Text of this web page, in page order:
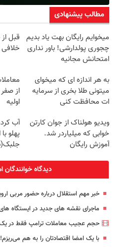
مطالب پیشنهادی
میخوایم رایگان بهت یاد بدیم
چجوری پولدارشی! باور نداری
امتحانش مجانیه
قبل
به هر اندازه ای که میخوای
میتونی طلا بخری از سرمایه
ات محافظت کنی
اولیه
ویدیو هولناک از جوان کارتن
خوابی که میلیاردر شد.
آموزش رایگان
آب
پهلو
دیدگاه خوانندگان
خبر مهم استقلال درباره حضور مربی
ماجرای نقشه های جدید در ایستگاه
حجم عجیب معاملات ترامپ فقط در
با یک امضا اقتصادتان را به هم